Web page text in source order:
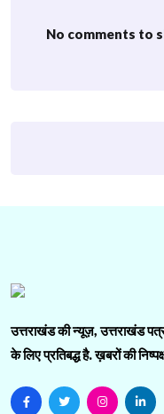
No comments to
उत्तराखंड की न्यूज़, उत्तराखंड
के लिए प्रतिबद्ध है. ख़बरों की